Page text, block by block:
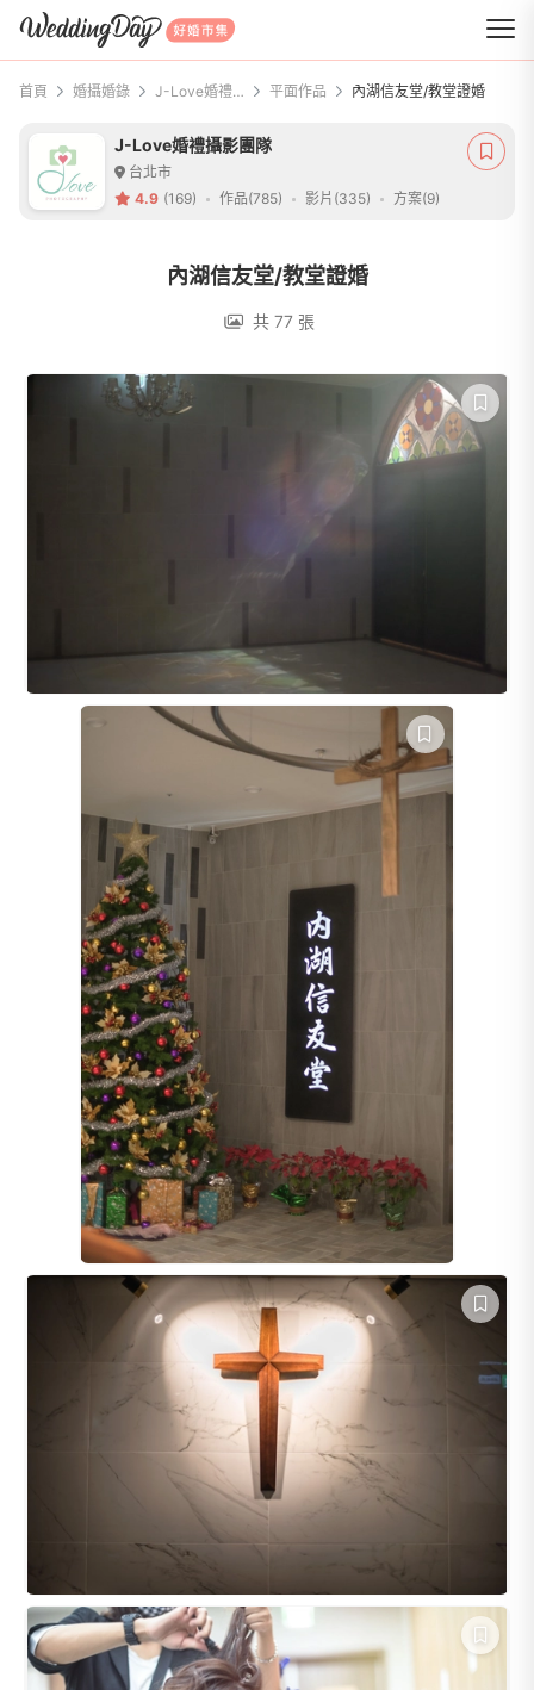
WeddingDay 好婚市集
首頁 婚攝婚錄 J-Love婚禮攝影團隊 平面作品 內湖信友堂/教堂證婚
J-Love婚禮攝影團隊
台北市
4.9 (169) 作品(785) 影片(335) 方案(9)
內湖信友堂/教堂證婚
共 77 張